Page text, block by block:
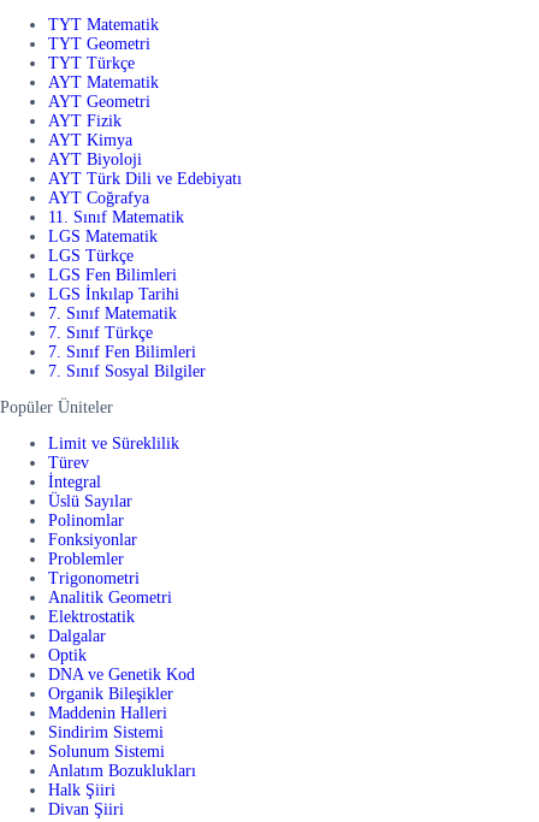
TYT Matematik
TYT Geometri
TYT Türkçe
AYT Matematik
AYT Geometri
AYT Fizik
AYT Kimya
AYT Biyoloji
AYT Türk Dili ve Edebiyatı
AYT Coğrafya
11. Sınıf Matematik
LGS Matematik
LGS Türkçe
LGS Fen Bilimleri
LGS İnkılap Tarihi
7. Sınıf Matematik
7. Sınıf Türkçe
7. Sınıf Fen Bilimleri
7. Sınıf Sosyal Bilgiler
Popüler Üniteler
Limit ve Süreklilik
Türev
İntegral
Üslü Sayılar
Polinomlar
Fonksiyonlar
Problemler
Trigonometri
Analitik Geometri
Elektrostatik
Dalgalar
Optik
DNA ve Genetik Kod
Organik Bileşikler
Maddenin Halleri
Sindirim Sistemi
Solunum Sistemi
Anlatım Bozuklukları
Halk Şiiri
Divan Şiiri